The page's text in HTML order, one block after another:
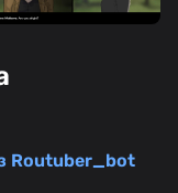
Routuber_bot